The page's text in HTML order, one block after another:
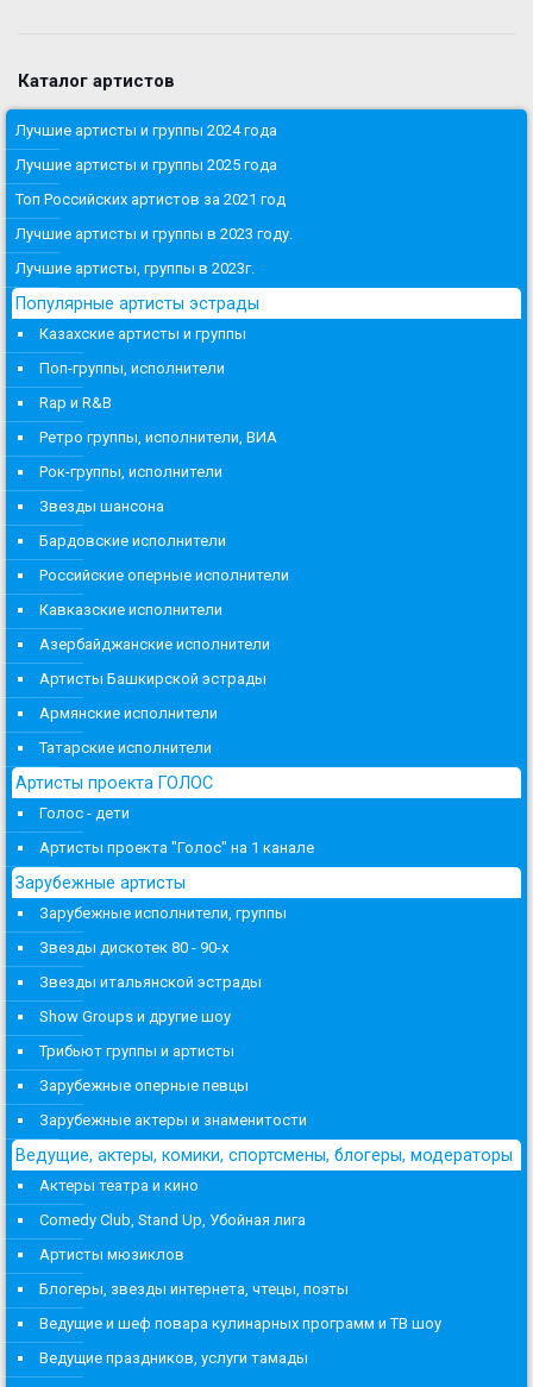
Каталог артистов
Лучшие артисты и группы 2024 года
Лучшие артисты и группы 2025 года
Топ Российских артистов за 2021 год
Лучшие артисты и группы в 2023 году.
Лучшие артисты, группы в 2023г.
Популярные артисты эстрады
Казахские артисты и группы
Поп-группы, исполнители
Rap и R&B
Ретро группы, исполнители, ВИА
Рок-группы, исполнители
Звезды шансона
Бардовские исполнители
Российские оперные исполнители
Кавказские исполнители
Азербайджанские исполнители
Артисты Башкирской эстрады
Армянские исполнители
Татарские исполнители
Артисты проекта ГОЛОС
Голос - дети
Артисты проекта "Голос" на 1 канале
Зарубежные артисты
Зарубежные исполнители, группы
Звезды дискотек 80 - 90-х
Звезды итальянской эстрады
Show Groups и другие шоу
Трибьют группы и артисты
Зарубежные оперные певцы
Зарубежные актеры и знаменитости
Ведущие, актеры, комики, спортсмены, блогеры, модераторы
Актеры театра и кино
Comedy Club, Stand Up, Убойная лига
Артисты мюзиклов
Блогеры, звезды интернета, чтецы, поэты
Ведущие и шеф повара кулинарных программ и ТВ шоу
Ведущие праздников, услуги тамады